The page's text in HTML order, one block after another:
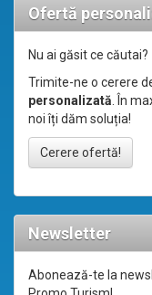
Ofertă
Nu ai găsit ce căutai?
Trimite-ne o cerere
personalizată. În
noi îți dăm soluția!
Cerere ofertă!
Newsletter
Abonează-te la